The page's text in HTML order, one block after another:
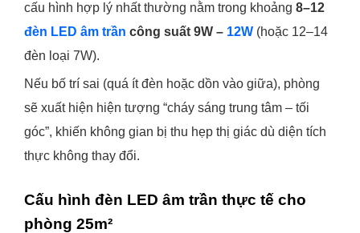
cấu hình hợp lý nhất thường nằm trong khoảng 8–12
đèn LED âm trần công suất 9W – 12W (hoặc 12–14
đèn loại 7W).
Nếu bố trí sai (quá ít đèn hoặc dồn vào giữa), phòng
sẽ xuất hiện hiện tượng “cháy sáng trung tâm – tối
góc”, khiến không gian bị thu hẹp thị giác dù diện tích
thực không thay đổi.
Cấu hình đèn LED âm trần thực tế cho
phòng 25m²